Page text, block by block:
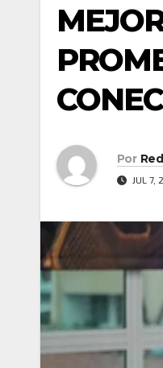
Por
JUL 7,